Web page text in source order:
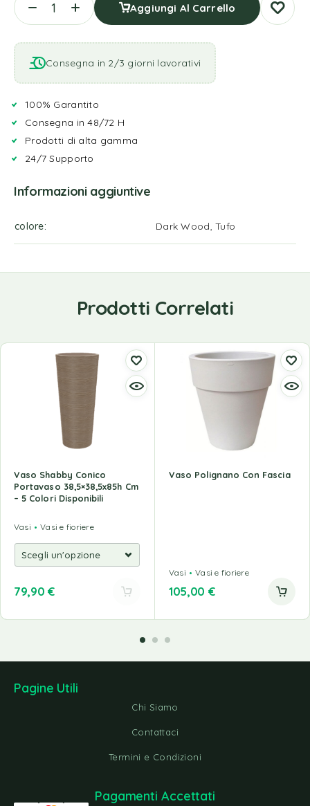
Aggiungi Al Carrello
Consegna in 2/3 giorni lavorativi
100% Garantito
Consegna in 48/72 H
Prodotti di alta gamma
24/7 Supporto
Informazioni aggiuntive
colore Dark Wood, Tufo
Prodotti Correlati
Vaso Shabby Conico
Portavaso 38,5×38,5x85h Cm
– 5 Colori Disponibili
Vasi Vasi e fioriere
79,90 €
Vaso Polignano Con Fascia
Vasi Vasi e fioriere
105,00 €
Pagine Utili
Chi Siamo
Contattaci
Termini e Condizioni
Pagamenti Accettati